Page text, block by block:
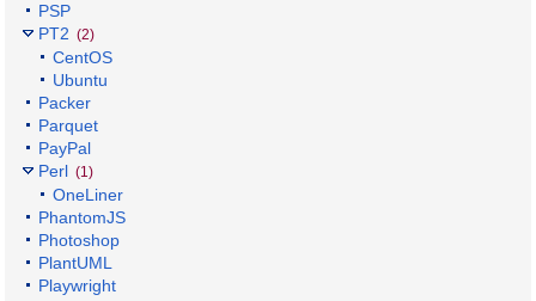
PSP
PT2 (2)
CentOS
Ubuntu
Packer
Parquet
PayPal
Perl (1)
OneLiner
PhantomJS
Photoshop
PlantUML
Playwright